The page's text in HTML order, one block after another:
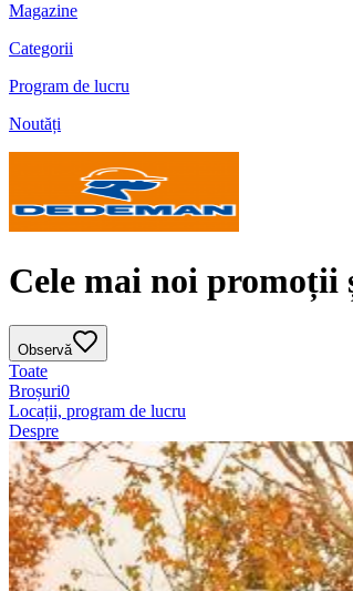
Magazine
Categorii
Program de lucru
Noutăți
Cele mai noi promoții
Observă
Toate
Broșuri0
Locații, program de lucru
Despre